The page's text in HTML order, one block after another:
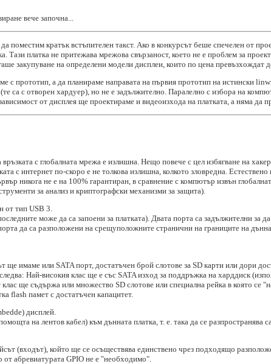
вече започна...
поместим кратък встъпителен такст. Ако в конкурсът беше спечелен от
Тази платка не притежава мрежова свързаност, което не е проблем за
закупуване на определени модели дисплеи, които по цена превъзхождат
с прототип, а да планираме направата на първия прототип на истински
са с отворен хардуер), но не е задължително. Паралелно с избора на
от дисплея ще проектираме и видеоизхода на платката, а няма да
с глобалната мрежа е излишна. Нещо повече с цел избягване на
с интернет по-скоро е не толкова излишна, колкото зловредна.
никога не е на 100% гарантиран, в сравнение с компютър извън
за анализ и криптографски механизми за защита).
от тип USB 3.
може да са запоени за платката). Двата порта са задължителни за
да са разположени на срещуположните странични на границите на
имаме или SATA порт, достатъчен брой слотове за SD карти или дори
Най-високия клас ще е със SATA изход за поддръжка на харддиск
ще съдържа или множество SD слотове или специална рейка в която се
flash памет с достатъчен капацитет.
дисплей.
на лентов кабел) към дънната платка, т. е. така да се разпространява
(входът), който ще се осъществява единствено чрез подходящо
абревиатурата GPIO не е "необходимо".